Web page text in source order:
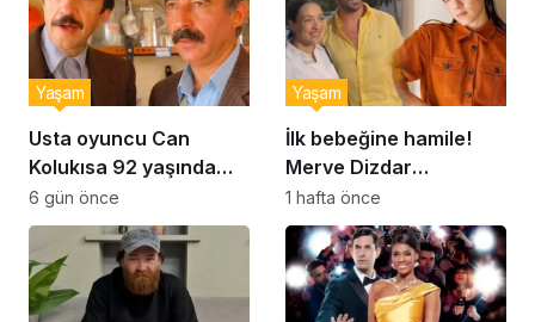
Usta oyuncu Can
Kolukısa 92 yaşında
hayatını kaybetti
Yaşam
6 gün önce
İlk bebeğine hamile!
Merve Dizdar
sessizliğini bozdu: ‘İsim
bulmak çok zor’
Yaşam
1 hafta önce